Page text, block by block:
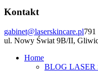
Kontakt
gabinet@laserskincare.pl791
ul. Nowy Świat 9B/II,
Home
BLOG LASER